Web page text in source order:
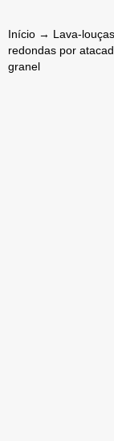
Início → Lava-
redondas por
granel